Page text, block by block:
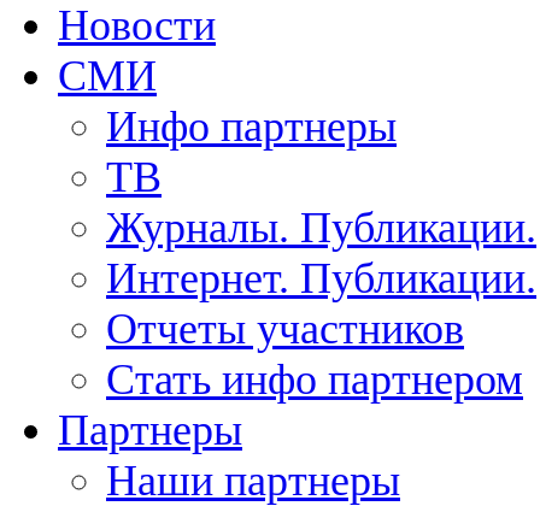
Новости
СМИ
Инфо партнеры
ТВ
Журналы. Публикации.
Интернет. Публикации.
Отчеты участников
Стать инфо партнером
Партнеры
Наши партнеры